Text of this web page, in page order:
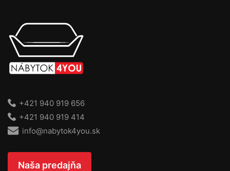
+421 940 919 656
+421 940 919 414
info@nabytok4you.sk
Naša predajňa